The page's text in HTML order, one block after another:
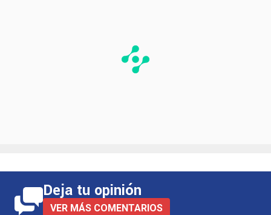
Deja tu opinión
VER MÁS COMENTARIOS